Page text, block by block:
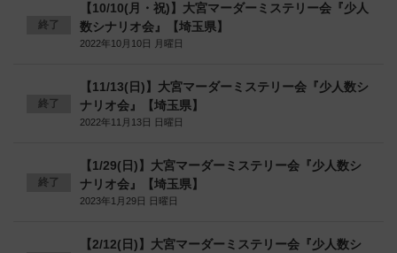
終了
【10/10(月・祝)】大宮マーダーミステリー会『少人
数シナリオ会』【埼玉県】
2022年10月10日 月曜日
終了
【11/13(日)】大宮マーダーミステリー会『少人数シ
ナリオ会』【埼玉県】
2022年11月13日 日曜日
終了
【1/29(日)】大宮マーダーミステリー会『少人数シ
ナリオ会』【埼玉県】
2023年1月29日 日曜日
【2/12(日)】大宮マーダーミステリー会『少人数シ